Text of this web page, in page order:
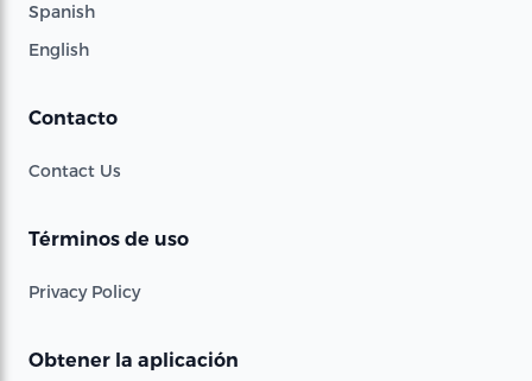
Spanish
English
Contacto
Contact Us
Términos de uso
Privacy Policy
Obtener la aplicación